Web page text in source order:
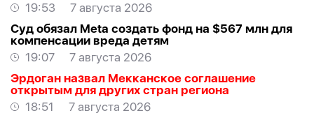
19:53
7 августа 2026
Суд обязал Meta создать фонд на $567 млн для
компенсации вреда детям
19:07
7 августа 2026
Эрдоган назвал Мекканское соглашение
открытым для других стран региона
18:51
7 августа 2026